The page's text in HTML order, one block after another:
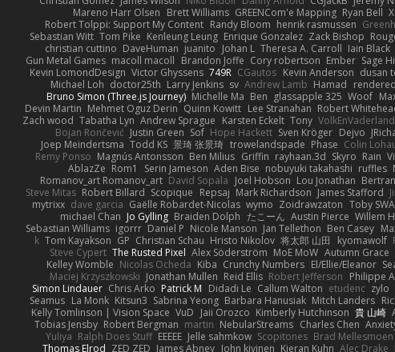
Mareno Harr Olsen Brett Williams GREENCom'e Mapping Ryan Bell
Robert Tolppi: Support My Content Randy Bloom henrik rasmussen
Sebastian Witt Tom Pike Kenleung Leung Enrique Gonzalez Zack Bishop
christian cuttino DaveHuman juanito Johan L Theresa A. Carroll Iain Black
Gun Metal Games macoll macoll Brandon Joffe Cory robertson Ember Sage
Kevin LomondDesign Victor Ghyssens 749R CGautos Kevin Anderson dusan
Michael Loh doctor25th Larry Jenkins sv Andrew Lamb Hamad
Bruno Simon (Three.js Journey) Michelle Ma Ben glassapple 325 Woof
Devin Martin Mehmet Oguz Derin Quinn Kowitt Lee Stranahan Robert
Zach wood Tabatha Lyn Andrew Sprague Karsten Eckelt Tony VolkEnVaderland
Bojan Rončević Justin Green Sof Hope Hackett Sven Kröger Dejvo
Joep Meindertsma Todd KS 景琦 张景琦 trowelandspade Phase Colin
Remy Ponso Magnús Antonsson Ben Milius Griffin rayhaan.3d Skyro Rain
AblazZe Rom1 Serin Jameson Aden Bise nobuyuki takahashi ruffles
Romanov_art Romanov_art David Sopala Joel Hobson Lou Jonathan
Steve Mitas Robert Billard Scopique Repsaj Mark Richardson James Stafford
mytrixx dave garcia Gaëlle Robardet-Nicolas wymo Zoidrawzaton Toby
michael Chan Jo Gylling Braiden Dolph たこーん Austin Pierce Willem
Sebastian Williams igorrr Daniel P Nicole Manson Jan Tellethon Ben Casey
k Tom Kayakson GP Christian Schau Hristo Nikolov 将太郎 山田 kyomawolf
Steve Cypert The Rusted Pixel Alex Söderström MoE MoW Autumn Grace
Kelley Womble Nicolas Ocheda Kiba Crunchy Numbers El/Ellie/Eleanor
Maciej Krzyszkowski Jonathan Mullen Reid Ellis Robert Jefferson Philippe
Simon Lindauer Chris Arko Patrick M Didadi Le Callum Walton etudenc zylo
Seamus La Monk Kitsun3 Sabrina Yeong Barbara Hanusiak Mitch Landers
Kelly Tomlinson | Vision Space VuD Jaii Orozco Kimberly Hutchinson 貴 山崎
Tobias Jensby Robert Bergman martin NebularStreams Charles Chen
Yuliya Ralph Does Stuff EEEEE Jelle sahmkow Scopitones Brad Mellesmoen
Thomas Elrod ZED ZED James Abney John kivinen Kieran Kuhn Alec Drake